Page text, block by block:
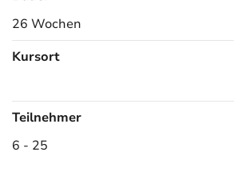
26 Wochen
Kursort
Teilnehmer
6 - 25